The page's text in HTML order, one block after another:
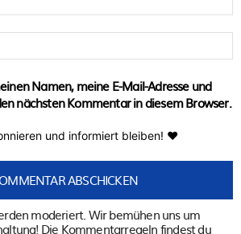
Namen, meine E-Mail-Adresse und
nächsten Kommentar in diesem Browser.
und informiert bleiben! ♥
moderiert. Wir bemühen uns um
Die Kommentarregeln findest du